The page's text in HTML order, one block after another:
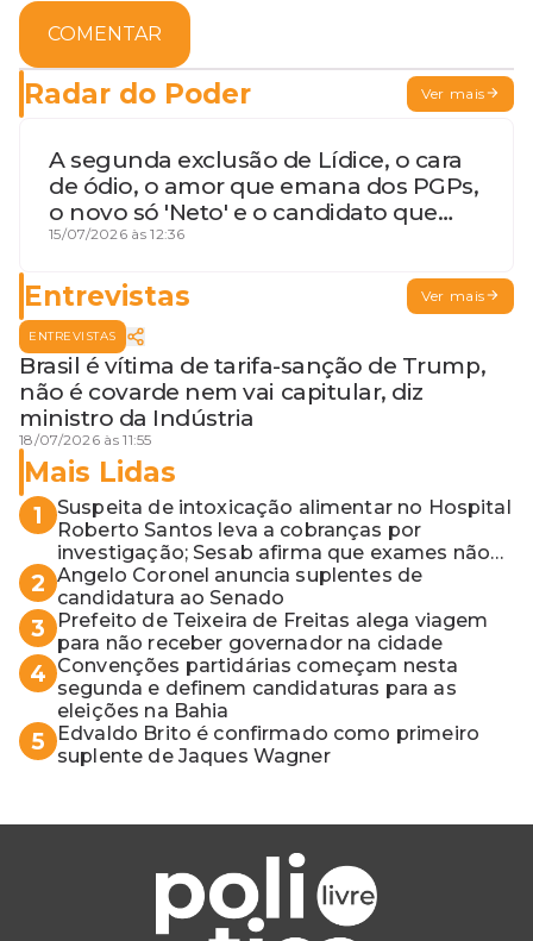
COMENTAR
Radar do Poder Ver mais
A segunda exclusão de Lídice, o cara
de ódio, o amor que emana dos PGPs,
o novo só 'Neto' e o candidato que
geme
15/07/2026 às 12:36
Entrevistas Ver mais
ENTREVISTAS
Brasil é vítima de tarifa-sanção de Trump,
não é covarde nem vai capitular, diz
ministro da Indústria
18/07/2026 às 11:55
Mais Lidas
1
Suspeita de intoxicação alimentar no Hospital
Roberto Santos leva a cobranças por
investigação; Sesab afirma que exames não
apontaram contaminação
2 Angelo Coronel anuncia suplentes de
candidatura ao Senado
3
Prefeito de Teixeira de Freitas alega viagem
para não receber governador na cidade
4 Convenções partidárias começam nesta
segunda e definem candidaturas para as
eleições na Bahia
5
Edvaldo Brito é confirmado como primeiro
suplente de Jaques Wagner